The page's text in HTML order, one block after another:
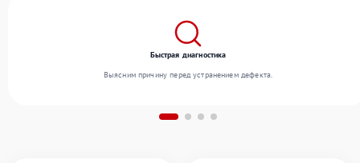
Быстрая диагностика
Выясним причину перед устранением дефекта.